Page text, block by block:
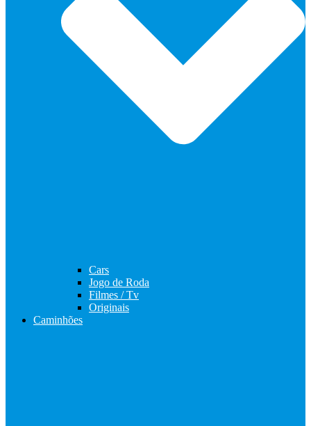
Cars
Jogo de Roda
Filmes / Tv
Originais
Caminhões